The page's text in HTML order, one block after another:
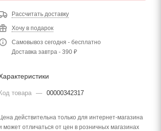
Рассчитать доставку
Хочу в подарок
Самовывоз сегодня - бесплатно
Доставка завтра - 390 ₽
Код товара — 00000342317
Цена действительна только для интернет-магазина
может отличаться от цен в розничных магазинах